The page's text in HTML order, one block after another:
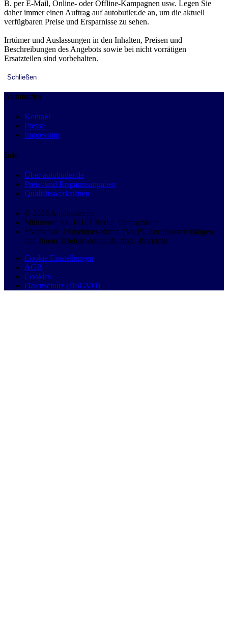
B. per E-Mail, Online- oder Offline-Kampagnen usw. Legen Sie
daher immer einen Auftrag auf autobutler.de an, um die aktuell
verfügbaren Preise und Ersparnisse zu sehen.
Irrtümer und Auslassungen in den Inhalten, Preisen und
Beschreibungen des Angebots sowie bei nicht vorrätigen
Ersatzteilen sind vorbehalten.
Schließen
Autobutler
Kontakt
Presse
Impressum
Info
Über autobutler.de
Preis- und Ersparnisangaben
Qualitätswerkstätten
© 2026 Autobutler.de
Mühlenstr. 8a, 14167 Berlin, Deutschland
*Nationale Teilnehmer-Rufnr. (VoIP), Anrufkosten hängen
von Ihrem Telefonvertrag ab, max. 49 ct/min.
Cookie Einstellungen
AGB
Cookies
Datenschutz (DSGVO)